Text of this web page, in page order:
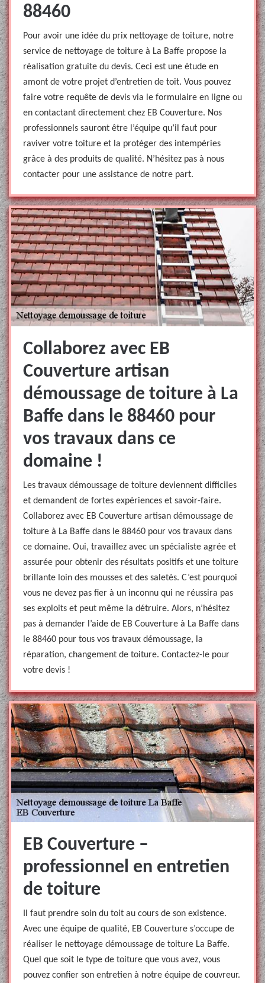
88460
Pour avoir une idée du prix nettoyage de toiture, notre
service de nettoyage de toiture à La Baffe propose la
réalisation gratuite du devis. Ceci est une étude en
amont de votre projet d’entretien de toit. Vous pouvez
faire votre requête de devis via le formulaire en ligne ou
en contactant directement chez EB Couverture. Nos
professionnels sauront être l’équipe qu’il faut pour
raviver votre toiture et la protéger des intempéries
grâce à des produits de qualité. N’hésitez pas à nous
contacter pour une assistance de notre part.
Collaborez avec EB
Couverture artisan
démoussage de toiture à La
Baffe dans le 88460 pour
vos travaux dans ce
domaine !
Les travaux démoussage de toiture deviennent difficiles
et demandent de fortes expériences et savoir-faire.
Collaborez avec EB Couverture artisan démoussage de
toiture à La Baffe dans le 88460 pour vos travaux dans
ce domaine. Oui, travaillez avec un spécialiste agrée et
assurée pour obtenir des résultats positifs et une toiture
brillante loin des mousses et des saletés. C’est pourquoi
vous ne devez pas fier à un inconnu qui ne réussira pas
ses exploits et peut même la détruire. Alors, n’hésitez
pas à demander l’aide de EB Couverture à La Baffe dans
le 88460 pour tous vos travaux démoussage, la
réparation, changement de toiture. Contactez-le pour
votre devis !
EB Couverture –
professionnel en entretien
de toiture
Il faut prendre soin du toit au cours de son existence.
Avec une équipe de qualité, EB Couverture s’occupe de
réaliser le nettoyage démoussage de toiture La Baffe.
Quel que soit le type de toiture que vous avez, vous
pouvez confier son entretien à notre équipe de couvreur.